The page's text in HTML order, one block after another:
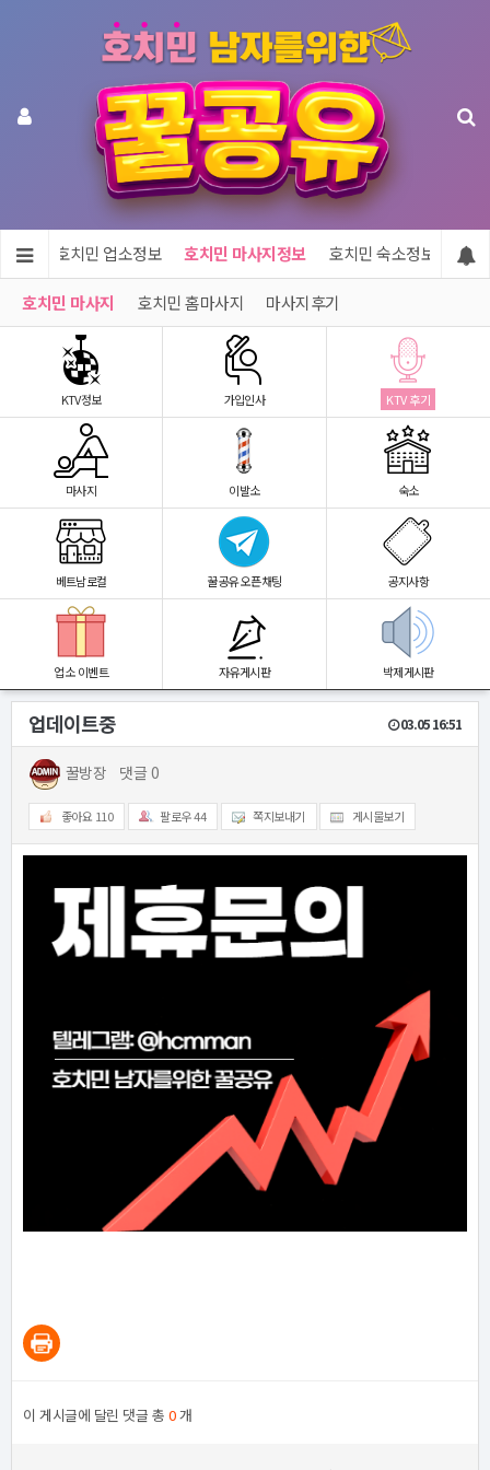
메인 호치민 업소정보 호치민 마사지정보 호치민 숙소정보 호
호치민 마사지 호치민 홈마사지 마사지후기
KTV정보 가입인사 KTV 후기
마사지 이발소 숙소
베트남로컬 꿀공유 오픈채팅 공지사항
업소 이벤트 자유게시판 박제게시판
업데이트중 03.05 16:51
꿀방장 댓글 0
좋아요 110 팔로우44 쪽지보내기 게시물보기
이 게시글에 달린 댓글 총 0개